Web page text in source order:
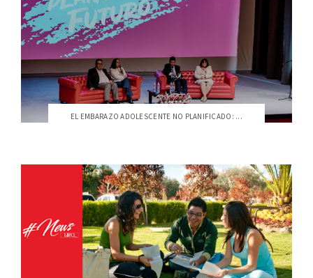
EL EMBARAZO ADOLESCENTE NO PLANIFICADO: ...